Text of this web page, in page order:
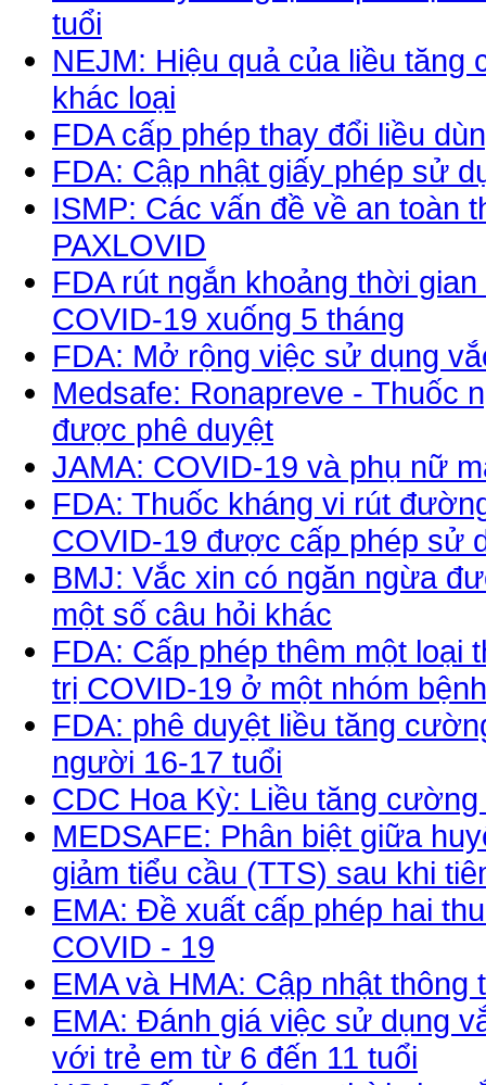
tuổi
NEJM: Hiệu quả của liều
khác loại
FDA cấp phép thay đổi liều
FDA: Cập nhật giấy phép sử
ISMP: Các vấn đề về an toàn
PAXLOVID
FDA rút ngắn khoảng thời
COVID-19 xuống 5 tháng
FDA: Mở rộng việc sử dụng
Medsafe: Ronapreve - Thuốc
được phê duyệt
JAMA: COVID-19 và phụ nữ
FDA: Thuốc kháng vi rút
COVID-19 được cấp phép sử
BMJ: Vắc xin có ngăn ngừa
một số câu hỏi khác
FDA: Cấp phép thêm một loại
trị COVID-19 ở một nhóm
FDA: phê duyệt liều tăng
người 16-17 tuổi
CDC Hoa Kỳ: Liều tăng
MEDSAFE: Phân biệt giữa
giảm tiểu cầu (TTS) sau khi
EMA: Đề xuất cấp phép hai
COVID - 19
EMA và HMA: Cập nhật thông
EMA: Đánh giá việc sử dụng
với trẻ em từ 6 đến 11 tuổi